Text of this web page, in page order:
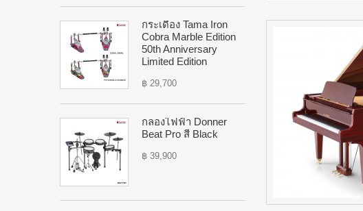
กระเดื่อง Tama Iron
Cobra Marble Edition
50th Anniversary
Limited Edition
฿ 29,700
กลองไฟฟ้า Donner
Beat Pro สี Black
฿ 39,900